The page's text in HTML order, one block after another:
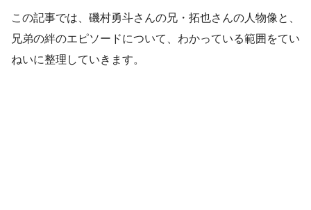
この記事では、磯村勇斗さんの兄・拓也さんの人物像と、
兄弟の絆のエピソードについて、わかっている範囲をてい
ねいに整理していきます。